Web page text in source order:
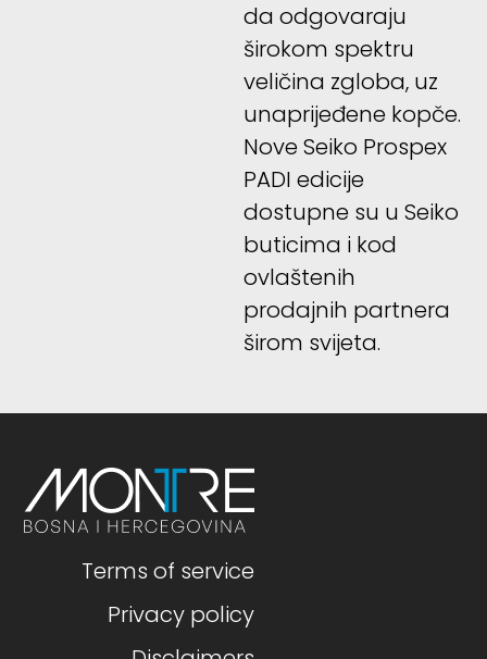
da odgovaraju
širokom spektru
veličina zgloba, uz
unaprijeđene kopče.
Nove Seiko Prospex
PADI edicije
dostupne su u Seiko
buticima i kod
ovlaštenih
prodajnih partnera
širom svijeta.
Terms of service
Privacy policy